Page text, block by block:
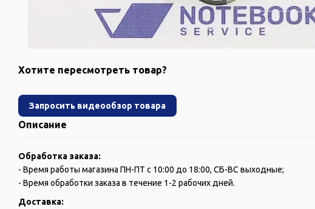
Хотите пересмотреть товар?
Запросить видеообзор товара
Описание
Обработка заказа:
- Время работы магазина ПН-ПТ с 10:00 до 18:00, СБ-ВС выходные;
- Время обработки заказа в течение 1-2 рабочих дней.
Доставка: